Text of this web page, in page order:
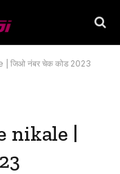
जिओ नंबर चेक कोड 2023
nikale |